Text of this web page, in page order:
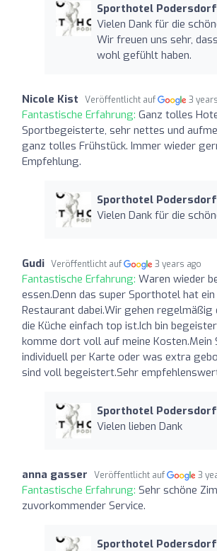
Sporthotel Podersdorf
Vielen Dank für die
Wir freuen uns sehr,
wohl gefühlt haben.
Nicole Kist Veröffentlicht auf 3
Fantastische Erfahrung: Ganz tolles
Sportbegeisterte, sehr nettes und
ganz tolles Frühstück. Immer wieder
Empfehlung.
Sporthotel Podersdorf
Vielen Dank für die
Gudi Veröffentlicht auf 3 years ago
Fantastische Erfahrung: Waren wieder
essen.Denn das super Sporthotel hat
Restaurant dabei.Wir gehen
die Küche einfach top ist.Ich bin
komme dort voll auf meine Kosten.Mein
individuell per Karte oder was extra
sind voll begeistert.Sehr
Sporthotel Podersdorf
Vielen lieben Dank
anna gasser Veröffentlicht auf 3
Fantastische Erfahrung: Sehr schöne
zuvorkommender Service.
Sporthotel Podersdorf